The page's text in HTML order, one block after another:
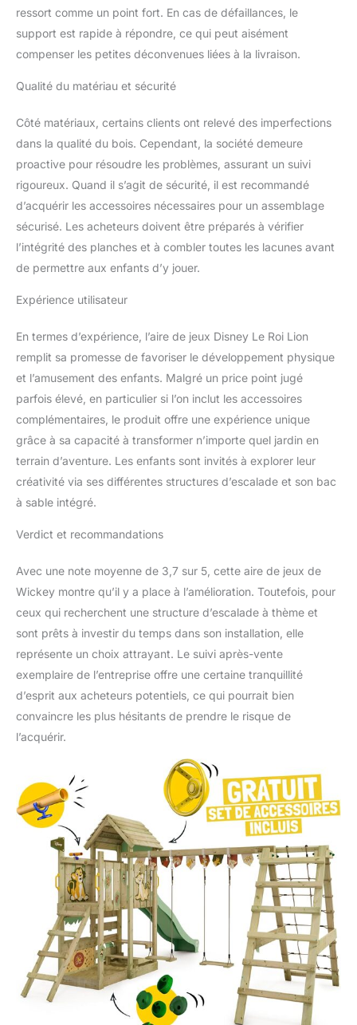
ressort comme un point fort. En cas de défaillances, le
support est rapide à répondre, ce qui peut aisément
compenser les petites déconvenues liées à la livraison.
Qualité du matériau et sécurité
Côté matériaux, certains clients ont relevé des imperfections
dans la qualité du bois. Cependant, la société demeure
proactive pour résoudre les problèmes, assurant un suivi
rigoureux. Quand il s’agit de sécurité, il est recommandé
d’acquérir les accessoires nécessaires pour un assemblage
sécurisé. Les acheteurs doivent être préparés à vérifier
l’intégrité des planches et à combler toutes les lacunes avant
de permettre aux enfants d’y jouer.
Expérience utilisateur
En termes d’expérience, l’aire de jeux Disney Le Roi Lion
remplit sa promesse de favoriser le développement physique
et l’amusement des enfants. Malgré un price point jugé
parfois élevé, en particulier si l’on inclut les accessoires
complémentaires, le produit offre une expérience unique
grâce à sa capacité à transformer n’importe quel jardin en
terrain d’aventure. Les enfants sont invités à explorer leur
créativité via ses différentes structures d’escalade et son bac
à sable intégré.
Verdict et recommandations
Avec une note moyenne de 3,7 sur 5, cette aire de jeux de
Wickey montre qu’il y a place à l’amélioration. Toutefois, pour
ceux qui recherchent une structure d’escalade à thème et
sont prêts à investir du temps dans son installation, elle
représente un choix attrayant. Le suivi après-vente
exemplaire de l’entreprise offre une certaine tranquillité
d’esprit aux acheteurs potentiels, ce qui pourrait bien
convaincre les plus hésitants de prendre le risque de
l’acquérir.